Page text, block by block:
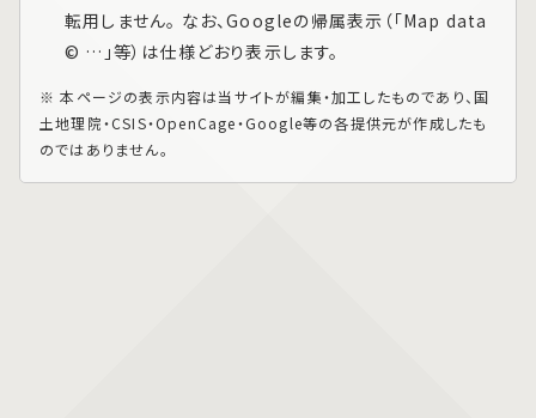
転用しません。 なお、Googleの帰属表示（「Map data
© …」等）は仕様どおり表示します。
※ 本ページの表示内容は当サイトが編集・加工したものであり、国
土地理院・CSIS・OpenCage・Google等の各提供元が作成したも
のではありません。